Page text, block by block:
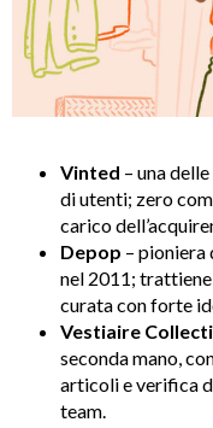
Vinted – una
di utenti; zero
carico
Depop – pioniera
nel 2011; trattiene
curata con forte
Vestiaire
seconda mano,
articoli e verifica
team.